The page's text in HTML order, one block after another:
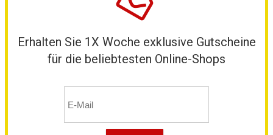
Erhalten Sie 1X Woche exklusive Gutscheine
für die beliebtesten Online-Shops